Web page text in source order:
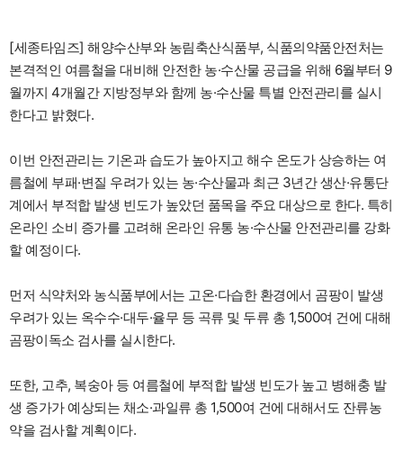
[세종타임즈] 해양수산부와 농림축산식품부, 식품의약품안전처는
본격적인 여름철을 대비해 안전한 농·수산물 공급을 위해 6월부터 9
월까지 4개월간 지방정부와 함께 농·수산물 특별 안전관리를 실시
한다고 밝혔다.
이번 안전관리는 기온과 습도가 높아지고 해수 온도가 상승하는 여
름철에 부패·변질 우려가 있는 농·수산물과 최근 3년간 생산·유통단
계에서 부적합 발생 빈도가 높았던 품목을 주요 대상으로 한다. 특히
온라인 소비 증가를 고려해 온라인 유통 농·수산물 안전관리를 강화
할 예정이다.
먼저 식약처와 농식품부에서는 고온·다습한 환경에서 곰팡이 발생
우려가 있는 옥수수·대두·율무 등 곡류 및 두류 총 1,500여 건에 대해
곰팡이독소 검사를 실시한다.
또한, 고추, 복숭아 등 여름철에 부적합 발생 빈도가 높고 병해충 발
생 증가가 예상되는 채소·과일류 총 1,500여 건에 대해서도 잔류농
약을 검사할 계획이다.